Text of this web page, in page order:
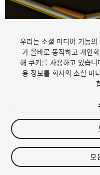
$8.99
세금/부가세는 결제 시 반영됩니
우리는 소셜 미디어 기능
가 올바로 동작하고 개인
해 쿠키를 사용하고 있습
용 정보를 회사의 소셜 미
모